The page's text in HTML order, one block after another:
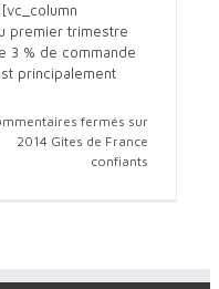
hotes site pour gite
premier trimestre
3 % de commande
principalement
fermés sur
2014 Gîtes de France
confiants